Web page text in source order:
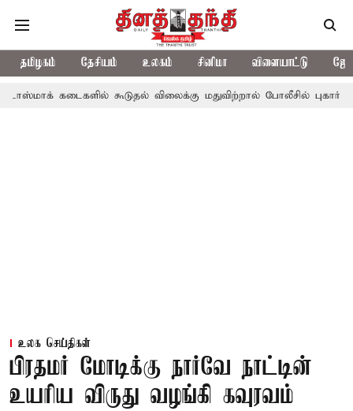
தமிழகம் தேசியம் உலகம் சினிமா விளையாட்டு
கூடுதல் விலைக்கு மதுவிற்றால் போலீசில் புகார்
உலக செய்திகள்
பிரதமர் மோடிக்கு நார்வே நாட்டின்
உயரிய விருது வழங்கி கவுரவம்